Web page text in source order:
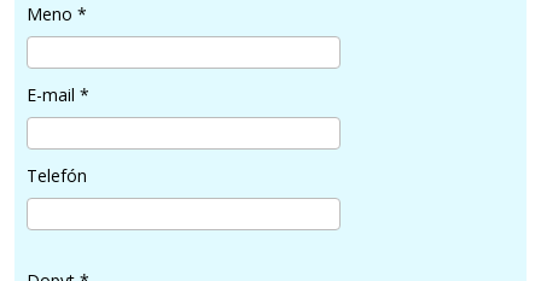
Kompatibilná náplň s EPSON T9444 (Žltá)
Kompatibilná náplň
Meno *
E-mail *
Telefón